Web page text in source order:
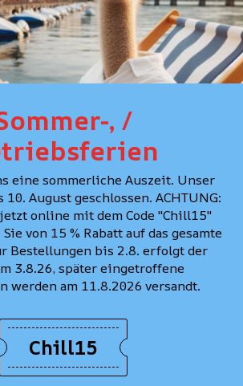
PERSÖNLICHE
BESTSELLER
, /
eine sommerliche Auszeit. Unser
August geschlossen. ACHTUNG:
online mit dem Code "Chill15"
von 15 % Rabatt auf das gesamte
Bestellungen bis 2.8. erfolgt der
3.8.26, später eingetroffene
werden am 11.8.2026 versandt.
Chill15